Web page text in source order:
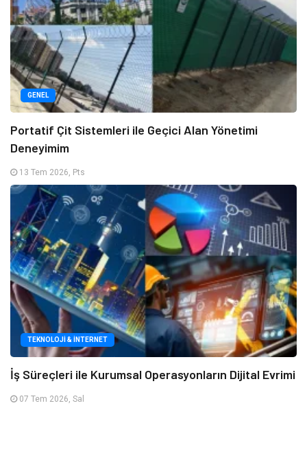
GENEL
Portatif Çit Sistemleri ile Geçici Alan Yönetimi
Deneyimim
13 Tem 2026, Pts
TEKNOLOJI & İNTERNET
İş Süreçleri ile Kurumsal Operasyonların Dijital Evrimi
07 Tem 2026, Sal